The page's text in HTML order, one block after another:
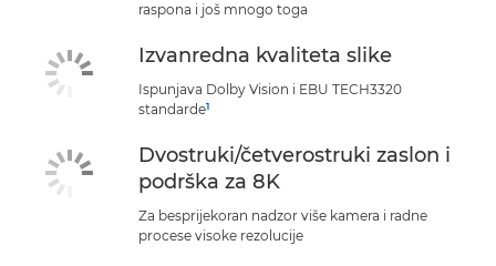
raspona i još mnogo toga
Izvanredna kvaliteta slike
Ispunjava Dolby Vision i EBU TECH3320
standarde1
Dvostruki/četverostruki zaslon i
podrška za 8K
Za besprijekoran nadzor više kamera i radne
procese visoke rezolucije